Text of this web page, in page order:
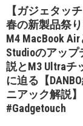
【ガジェタッ
春の新製品祭り
M4 MacBook
Studioのアップ
説とM3 Ultraチ
に迫る【
ニアック解説】
#Gadgetouch